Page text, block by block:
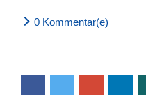
0 Kommentar(e)